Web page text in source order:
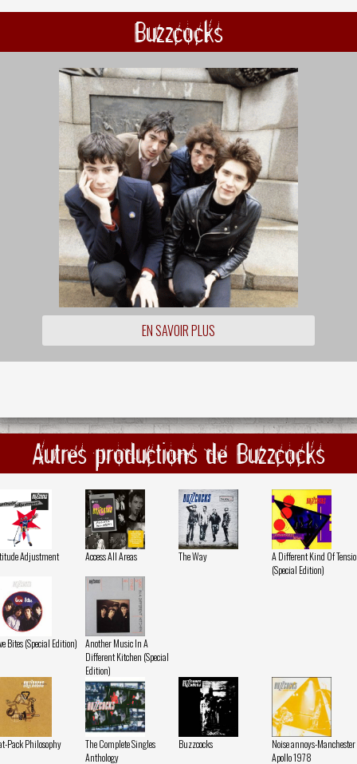
Buzzcocks
EN SAVOIR PLUS
Autres productions de Buzzcocks
Adjustment Access All Areas The Way
A Different Kind Of
(Special Edition)
Bites (Special Edition)
Another Music In A
Different Kitchen (Special
Edition)
Pack Philosophy
The Complete Singles
Anthology
Buzzcocks
Noise annoys-Manchester
Apollo 1978